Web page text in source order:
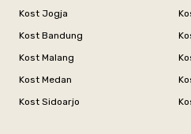
Kost Jogja
Kost Bandung
Kost Malang
Kost Medan
Kost Sidoarjo